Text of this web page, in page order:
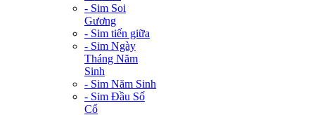
- Sim Soi
Gương
- Sim tiến giữa
- Sim Ngày
Tháng Năm
Sinh
- Sim Năm Sinh
- Sim Đầu Số
Cổ